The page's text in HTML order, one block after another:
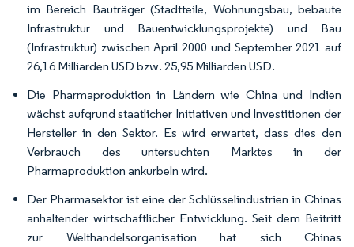
im Bereich Bauträger (Stadtteile, Wohnungsbau, bebaute
Infrastruktur und Bauentwicklungsprojekte) und Bau
(Infrastruktur) zwischen April 2000 und September 2021 auf
26,16 Milliarden USD bzw. 25,95 Milliarden USD.
Die Pharmaproduktion in Ländern wie China und Indien
wächst aufgrund staatlicher Initiativen und Investitionen der
Hersteller in den Sektor. Es wird erwartet, dass dies den
Verbrauch des untersuchten Marktes in der
Pharmaproduktion ankurbeln wird.
Der Pharmasektor ist eine der Schlüsselindustrien in Chinas
anhaltender wirtschaftlicher Entwicklung. Seit dem Beitritt
zur Welthandelsorganisation hat sich Chinas